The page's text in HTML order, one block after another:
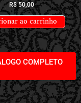
R$50,00
ao carrinho
COMPLETO